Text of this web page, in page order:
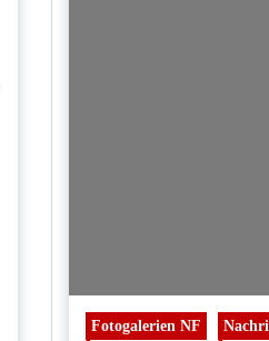
Fotogalerien NF